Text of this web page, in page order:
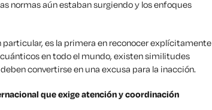
normas aún estaban surgiendo y los enfoques
es la primera en reconocer explícitamente
en todo el mundo, existen similitudes
convertirse en una excusa para la inacción.
que exige atención y coordinación